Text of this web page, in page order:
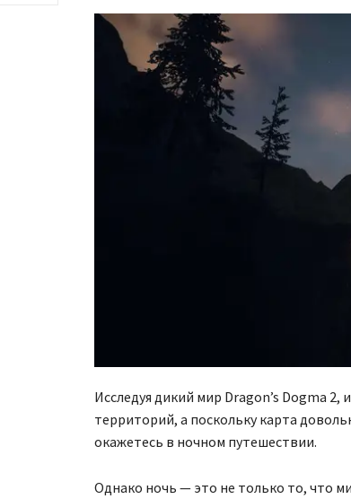
Исследуя дикий мир Dragon’s Dogma
территорий, а поскольку карта
окажетесь в ночном путешествии.
Однако ночь — это не только то, что